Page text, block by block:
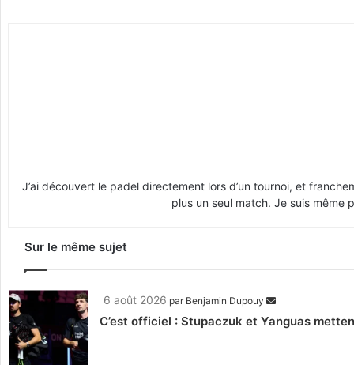
J’ai découvert le padel directement lors d’un tournoi, et
plus un seul match. Je suis même
Sur le même sujet
6 août 2026 par Benjamin Dupouy
C’est officiel : Stupaczuk et Yanguas